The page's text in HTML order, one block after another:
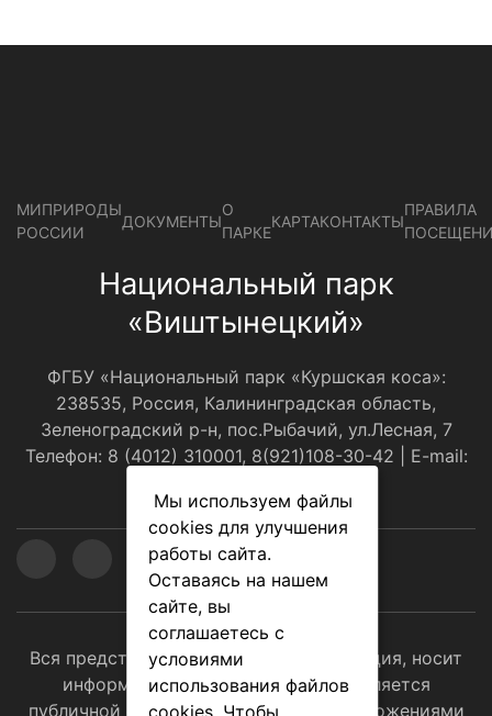
МИПРИРОДЫ
РОССИИ
ДОКУМЕНТЫ
О
ПАРКЕ
КАРТАКОНТАКТЫ
ПРАВИЛА
Национальный парк
«Виштынецкий»
ФГБУ «Национальный парк «Куршская коса»:
238535, Россия, Калининградская область,
Зеленоградский р-н, пос.Рыбачий, ул.Лесная, 7
Телефон: 8 (4012) 310001, 8(921)108-30-42 | E-mail:
Вся представленная на сайте информация, носит
информационный характер и не является
публичной офертой, определяемой положениями
Мы используем файлы
cookies для улучшения
работы сайта.
Оставаясь на нашем
сайте, вы
соглашаетесь с
условиями
использования файлов
cookies. Чтобы